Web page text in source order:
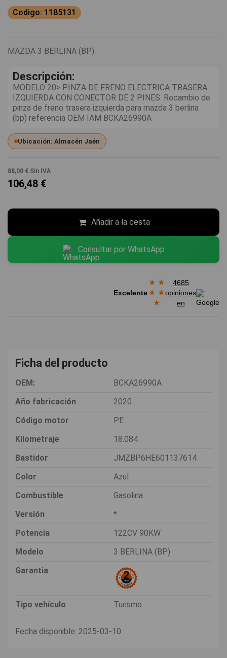
Codigo: 1185131
MAZDA 3 BERLINA (BP)
Descripción:
MODELO 20> PINZA DE FRENO ELECTRICA TRASERA
IZQUIERDA CON CONECTOR DE 2 PINES. Recambio de
pinza de freno trasera izquierda para mazda 3 berlina
(bp) referencia OEM IAM BCKA26990A
Ubicación: Almacén Jaén
88,00 € Sin IVA
106,48 €
Añadir a la cesta
Consultar por WhatsApp
Excelente
★ ★
★ ★
★
4685
opiniones
en
Ficha del producto
OEM:
BCKA26990A
Año fabricación
2020
Código motor
PE
Kilometraje
18.084
Bastidor
JMZBP6HE601137614
Color
Azul
Combustible
Gasolina
Versión
*
Potencia
122CV 90KW
Modelo
3 BERLINA (BP)
Garantia
Tipo vehículo Turismo
Fecha disponible: 2025-03-10